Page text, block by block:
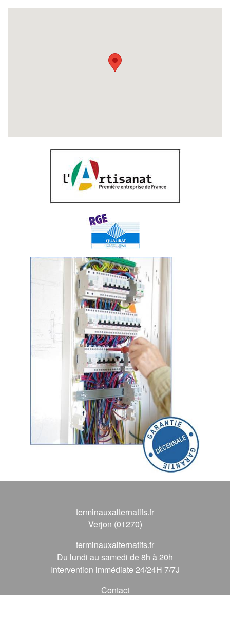
terminauxalternatifs.fr
Verjon (01270)
terminauxalternatifs.fr
Du lundi au samedi de 8h à 20h
Intervention immédiate 24/24H 7/7J
Contact